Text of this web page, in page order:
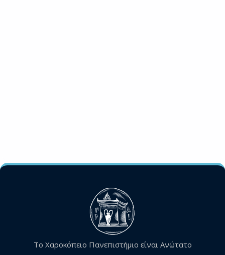
Το Χαροκόπειο Πανεπιστήμιο είναι Ανώτατο